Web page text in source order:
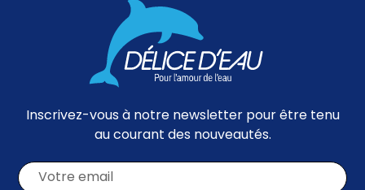
Inscrivez-vous à notre newsletter pour être tenu
au courant des nouveautés.